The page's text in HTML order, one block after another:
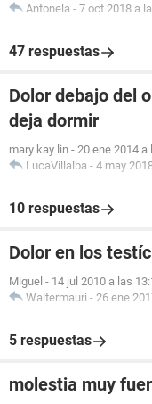
Antonela - 7 oct 2018 a
47 respuestas
Dolor debajo del
deja dormir
mary kay lin - 20 ene 2014 a
LucaVillalba - 4 may
10 respuestas
Dolor en los
Miguel - 14 jul 2010 a las
Waltermauri - 26 ene
5 respuestas
molestia muy